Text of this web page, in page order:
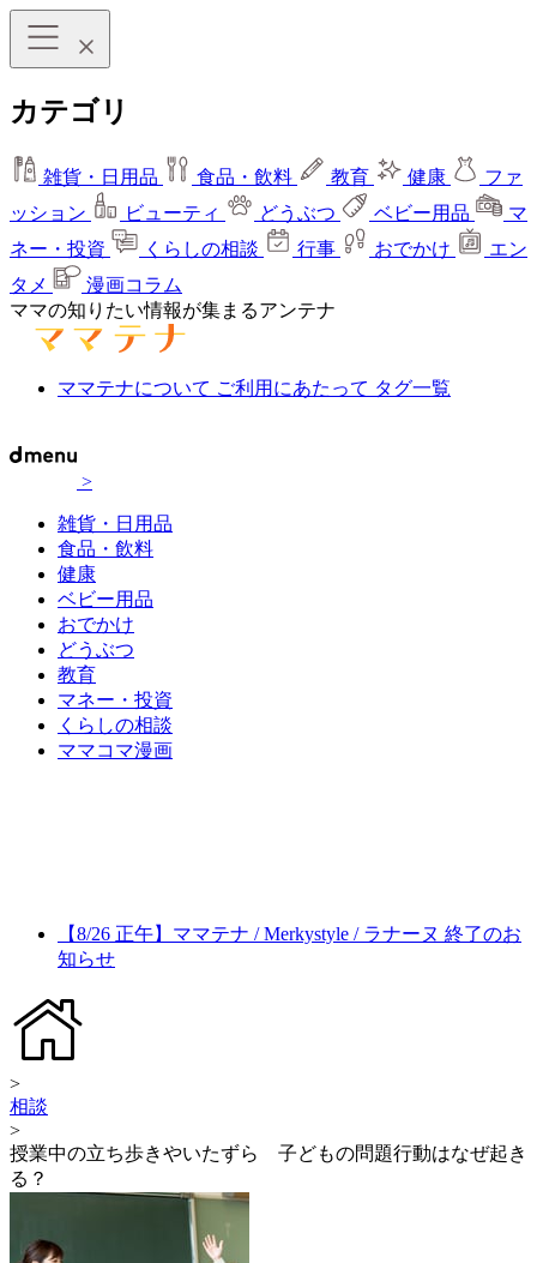
カテゴリ
雑貨・日用品 食品・飲料 教育 健康
ファ
ッション
ビューティ どうぶつ ベビー用品
マ
ネー・投資
くらしの相談 行事 おでかけ
エン
タメ
漫画コラム
ママの知りたい情報が集まるアンテナ
ママテナについて ご利用にあたって タグ一覧
>
雑貨・日用品
食品・飲料
健康
ベビー用品
おでかけ
どうぶつ
教育
マネー・投資
くらしの相談
ママコマ漫画
【8/26 正午】ママテナ / Merkystyle / ラナーヌ 終了のお
知らせ
>
相談
>
授業中の立ち歩きやいたずら 子どもの問題行動はなぜ起き
る？